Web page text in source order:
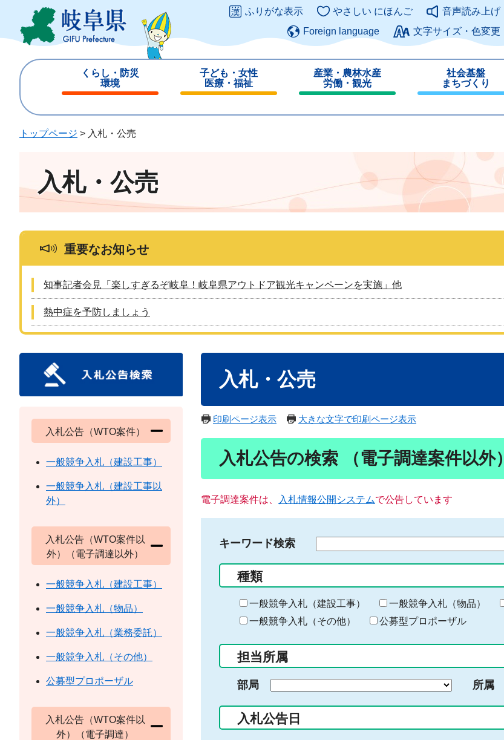
ジ
ュ
このページの本文へ
ふりがな表示 やさしい にほんご
音声読み上げ
Foreign language
文字サイズ・色変更
くらし・防災
環境
じ
子ども・女性
医療・福祉
じ
産業・農林水産
労働・観光
じ
社会基盤
まちづくり
じ
トップページ > 入札・公売
入札・公売
重要なお知らせ
知事記者会見「楽しすぎるぞ岐阜！岐阜県アウトドア観光キャンペーンを実施」他
熱中症を予防しましょう
入札・公売
印刷ページ表示 大きな文字で印刷ページ表示
入札公告の検索 （電子調達案件以外）
電子調達案件は、 入札情報公開システムで公告しています
キーワード検索
る
キ
ー
ー
入
力
種類
一般競争入札（建設工事） 一般競争入札（物品）
一般競争入札（その他）
公募型プロポーザル
担当所属
部局 所属
入札公告日
入札公告（WTO案件）
一般競争入札（建設工事）
一般競争入札（建設工事以
外）
入札公告（WTO案件以
外）（電子調達以外）
一般競争入札（建設工事）
一般競争入札（物品）
一般競争入札（業務委託）
一般競争入札（その他）
公募型プロポーザル
入札公告（WTO案件以
外）（電子調達）